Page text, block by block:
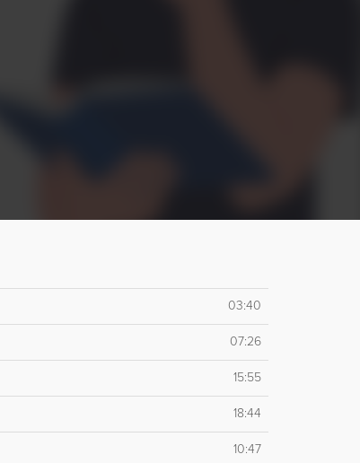
03:40
07:26
15:55
18:44
10:47